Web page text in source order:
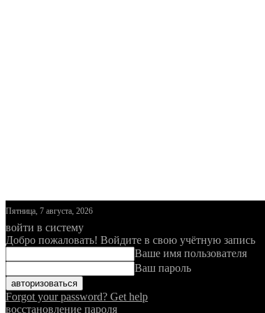
Пятница, 7 августа, 2026
войти в систему
Добро пожаловать! Войдите в свою учётную запись
Ваше имя пользователя
Ваш пароль
Forgot your password? Get help
восстановление пароля